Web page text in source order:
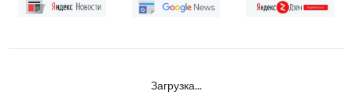
Загрузка...